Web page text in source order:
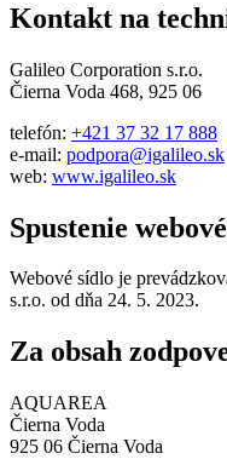
Kontakt na
Galileo Corporation s.r.o.
Čierna Voda 468, 925 06
telefón: +421 37 32 17 888
e-mail: podpora@igalileo.sk
web: www.igalileo.sk
Spustenie
Webové sídlo je
s.r.o. od dňa 24. 5. 2023.
Za obsah
AQUAREA
Čierna Voda
925 06 Čierna Voda